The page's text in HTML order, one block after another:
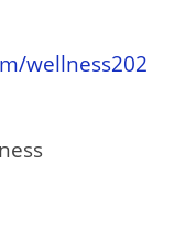
wellness2022